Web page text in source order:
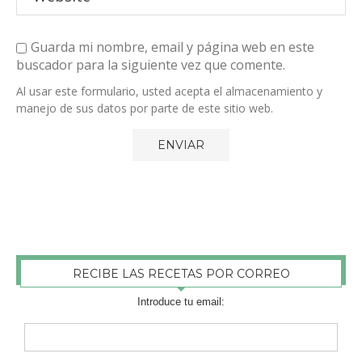
Guarda mi nombre, email y página web en este
buscador para la siguiente vez que comente.
Al usar este formulario, usted acepta el almacenamiento y
manejo de sus datos por parte de este sitio web.
RECIBE LAS RECETAS POR CORREO
Introduce tu email: